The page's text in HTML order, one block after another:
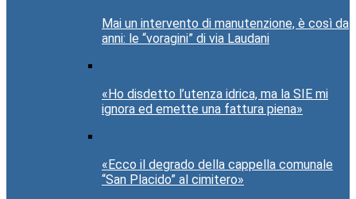
Mai un intervento di manutenzione, è così da
anni: le “voragini” di via Laudani
«Ho disdetto l’utenza idrica, ma la SIE mi
ignora ed emette una fattura piena»
«Ecco il degrado della cappella comunale
“San Placido” al cimitero»